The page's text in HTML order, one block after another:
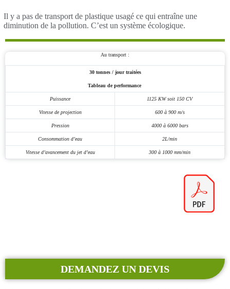
Il y a pas de transport de plastique usagé ce qui entraîne une
diminution de la pollution. C’est un système écologique.
Au transport :
30 tonnes / jourtraitées
Tableau de performance
Puissance 1125 KW soit 150 CV
Vitesse de projection 600 à 900 m/s
Pression 4000 à 6000 bars
Consommation d’eau 2L/min
Vitesse d’avancement du jet d’eau 300 à 1000 mm/min
DEMANDEZ UN DEVIS